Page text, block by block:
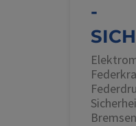
-
Bremsen